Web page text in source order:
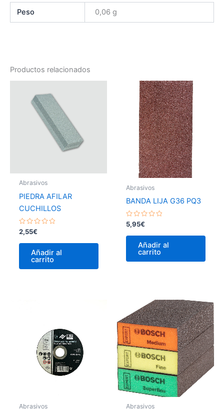
Peso 0,06 g
Productos relacionados
Abrasivos
PIEDRA AFILAR
CUCHILLOS
Valorado
con
0
2,55€
Añadir al
carrito
Abrasivos
BANDA LIJA G36 PQ3
Valorado
con
0
5,95€
Añadir al
carrito
Abrasivos Abrasivos